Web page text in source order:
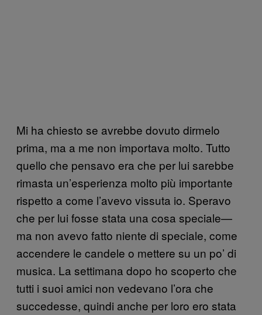
Mi ha chiesto se avrebbe dovuto dirmelo
prima, ma a me non importava molto. Tutto
quello che pensavo era che per lui sarebbe
rimasta un’esperienza molto più importante
rispetto a come l’avevo vissuta io. Speravo
che per lui fosse stata una cosa speciale—
ma non avevo fatto niente di speciale, come
accendere le candele o mettere su un po’ di
musica. La settimana dopo ho scoperto che
tutti i suoi amici non vedevano l’ora che
succedesse, quindi anche per loro ero stata